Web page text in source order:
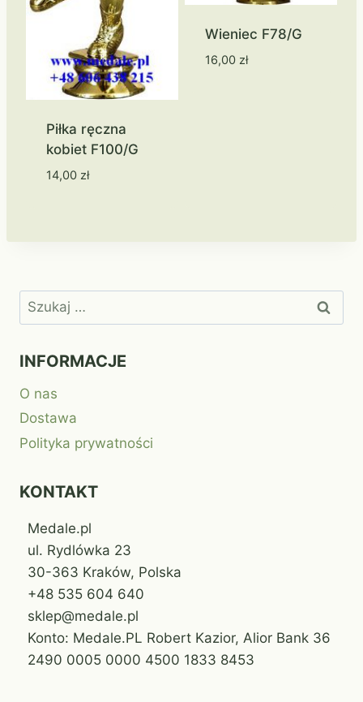
Piłka ręczna
kobiet F100/G
14,00 zł
Wieniec F78/G
16,00 zł
Szukaj:
INFORMACJE
O nas
Dostawa
Polityka prywatności
KONTAKT
Medale.pl
ul. Rydlówka 23
30-363 Kraków, Polska
+48 535 604 640
sklep@medale.pl
Konto: Medale.PL Robert Kazior, Alior Bank 36
2490 0005 0000 4500 1833 8453